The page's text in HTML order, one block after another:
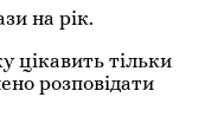
на рік.
цікавить тільки
розповідати